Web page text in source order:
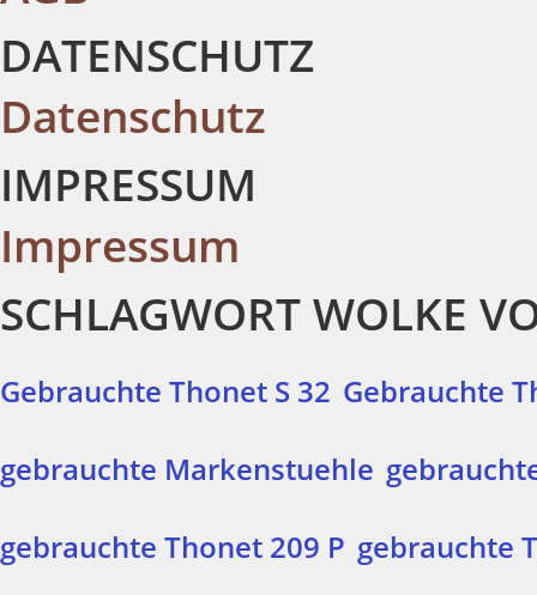
DATENSCHUTZ
Datenschutz
IMPRESSUM
Impressum
SCHLAGWORT WOLKE
Gebrauchte Thonet S 32 Gebrauchte
gebrauchte Markenstuehle
gebrauchte Thonet 209 P gebrauchte